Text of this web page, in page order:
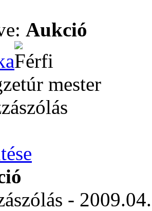
Aukció
mester
-